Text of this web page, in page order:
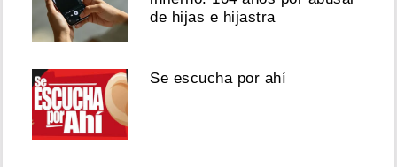
de hijas e hijastra
Se escucha por ahí